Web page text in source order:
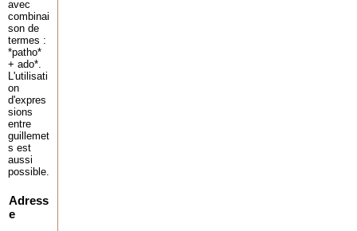
avec
combinai
son de
termes :
*patho*
+ ado*.
L'utilisati
on
d'expres
sions
entre
guillemet
s est
aussi
possible.
Adress
e